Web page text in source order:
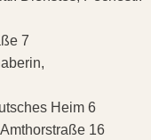
7
Heim 6
16